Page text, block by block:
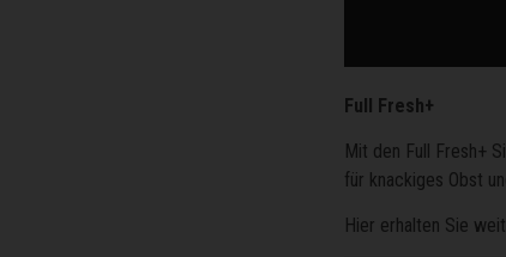
Full Fresh+
Mit den Full Fresh+
für knackiges Obst
Hier erhalten Sie